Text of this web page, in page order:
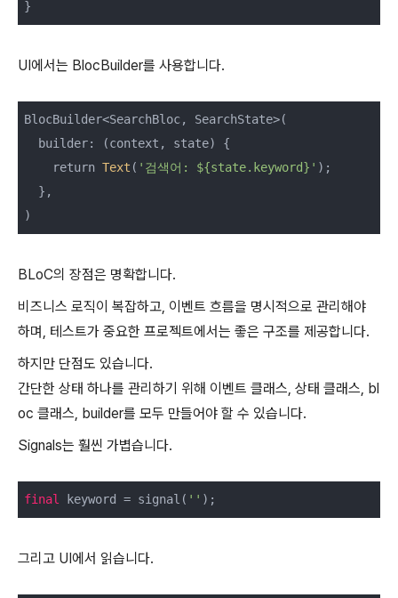
UI에서는 BlocBuilder를 사용합니다.
BlocBuilder<SearchBloc, SearchState>(
  builder: (context, state) {
    return
Text ( '검색어: ${state.keyword}' );
  },
BLoC의 장점은 명확합니다.
비즈니스 로직이 복잡하고, 이벤트 흐름을 명시적으로 관리해야
하며, 테스트가 중요한 프로젝트에서는 좋은 구조를 제공합니다.
하지만 단점도 있습니다.
간단한 상태 하나를 관리하기 위해 이벤트 클래스, 상태 클래스, bl
oc 클래스, builder를 모두 만들어야 할 수 있습니다.
Signals는 훨씬 가볍습니다.
final keyword = signal( ''
그리고 UI에서 읽습니다.